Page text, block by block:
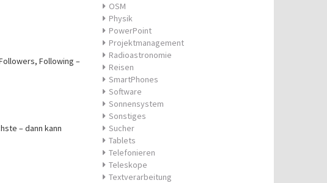
Following –
– dann kann
OSM
Physik
PowerPoint
Projektmanagement
Radioastronomie
Reisen
SmartPhones
Software
Sonnensystem
Sonstiges
Sucher
Tablets
Telefonieren
Teleskope
Textverarbeitung